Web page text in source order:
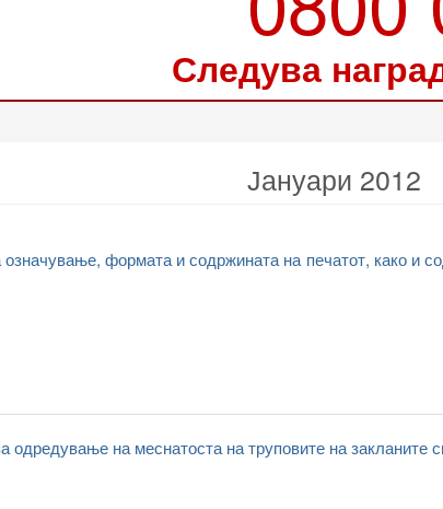
Следува
Јануари 2012
формата и содржината на печатот, како и
одредување на меснатоста на труповите на закланите